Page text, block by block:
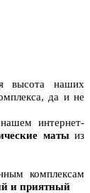
высота наших
да и не
интернет-
матыиз
комплексам
и приятный